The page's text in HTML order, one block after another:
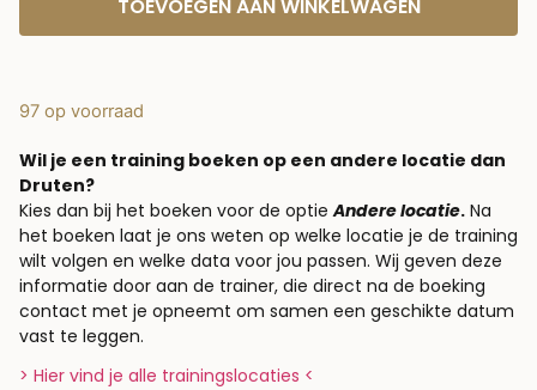
TOEVOEGEN AAN WINKELWAGEN
97 op voorraad
Wil je een training boeken op een andere locatie dan
Druten?
Kies dan bij het boeken voor de optieAndere locatie. Na
het boeken laat je ons weten op welke locatie je de training
wilt volgen en welke data voor jou passen. Wij geven deze
informatie door aan de trainer, die direct na de boeking
contact met je opneemt om samen een geschikte datum
vast te leggen.
> Hier vind je alle trainingslocaties <